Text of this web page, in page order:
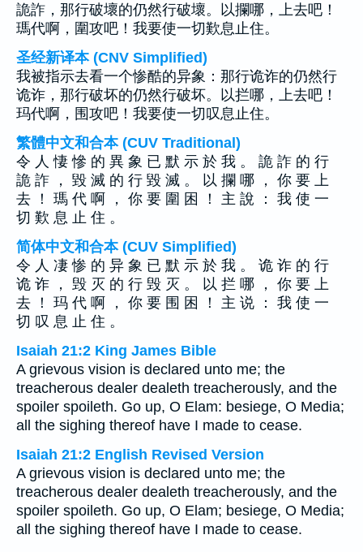
詭詐，那行破壞的仍然行破壞。以攔哪，上去吧！
瑪代啊，圍攻吧！我要使一切歎息止住。
圣经新译本 (CNV Simplified)
我被指示去看一个惨酷的异象：那行诡诈的仍然行
诡诈，那行破坏的仍然行破坏。以拦哪，上去吧！
玛代啊，围攻吧！我要使一切叹息止住。
繁體中文和合本 (CUV Traditional)
令 人 悽 慘 的 異 象 已 默 示 於 我 。 詭 詐 的 行
詭 詐 ， 毀 滅 的 行 毀 滅 。 以 攔 哪 ， 你 要 上
去 ！ 瑪 代 啊 ， 你 要 圍 困 ！ 主 說 ： 我 使 一
切 歎 息 止 住 。
简体中文和合本 (CUV Simplified)
令 人 凄 惨 的 异 象 已 默 示 於 我 。 诡 诈 的 行
诡 诈 ， 毁 灭 的 行 毁 灭 。 以 拦 哪 ， 你 要 上
去 ！ 玛 代 啊 ， 你 要 围 困 ！ 主 说 ： 我 使 一
切 叹 息 止 住 。
Isaiah 21:2 King James Bible
A grievous vision is declared unto me; the
treacherous dealer dealeth treacherously, and the
spoiler spoileth. Go up, O Elam: besiege, O Media;
all the sighing thereof have I made to cease.
Isaiah 21:2 English Revised Version
A grievous vision is declared unto me; the
treacherous dealer dealeth treacherously, and the
spoiler spoileth. Go up, O Elam; besiege, O Media;
all the sighing thereof have I made to cease.